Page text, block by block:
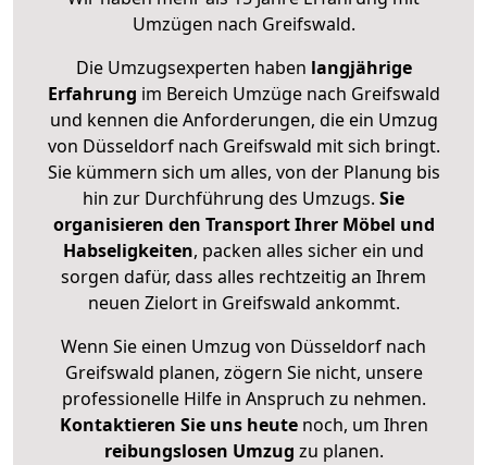
Umzügen nach Greifswald.
Die Umzugsexperten haben langjährige
Erfahrung im Bereich Umzüge nach Greifswald
und kennen die Anforderungen, die ein Umzug
von Düsseldorf nach Greifswald mit sich bringt.
Sie kümmern sich um alles, von der Planung bis
hin zur Durchführung des Umzugs. Sie
organisieren den Transport Ihrer Möbel und
Habseligkeiten, packen alles sicher ein und
sorgen dafür, dass alles rechtzeitig an Ihrem
neuen Zielort in Greifswald ankommt.
Wenn Sie einen Umzug von Düsseldorf nach
Greifswald planen, zögern Sie nicht, unsere
professionelle Hilfe in Anspruch zu nehmen.
Kontaktieren Sie uns heutenoch, um Ihren
reibungslosen Umzug zu planen.